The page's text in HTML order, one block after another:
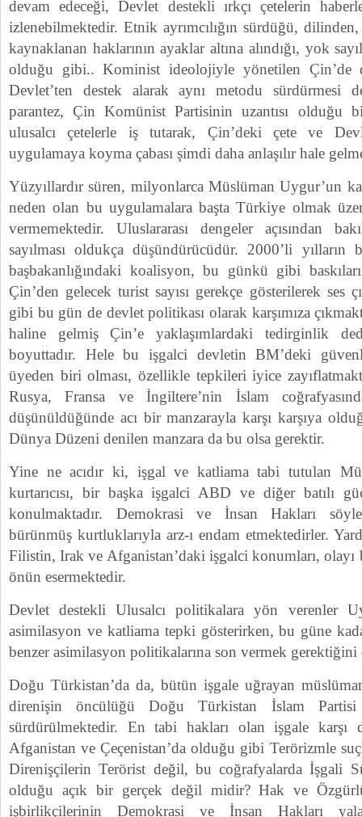
devam edeceği, Devlet destekli ırkçı çetelerin
izlenebilmektedir. Etnik ayrımcılığın sürdüğü,
kaynaklanan haklarının ayaklar altına alındığı, yok
olduğu gibi.. Kominist ideolojiyle yönetilen
Devlet’ten destek alarak aynı metodu
parantez, Çin Komünist Partisinin uzantısı olduğu
ulusalcı çetelerle iş tutarak, Çin’deki çete ve
uygulamaya koyma çabası şimdi daha anlaşılır hale
Yüzyıllardır süren, milyonlarca Müslüman Uygur’un
neden olan bu uygulamalara başta Türkiye olmak
vermemektedir. Uluslararası dengeler açısından
sayılması oldukça düşündürücüdür. 2000’li yılların
başbakanlığındaki koalisyon, bu günkü gibi
Çin’den gelecek turist sayısı gerekçe gösterilerek ses
gibi bu gün de devlet politikası olarak karşımıza
haline gelmiş Çin’e yaklaşımlardaki tedirginlik
boyuttadır. Hele bu işgalci devletin BM’deki
üyeden biri olması, özellikle tepkileri iyice
Rusya, Fransa ve İngiltere’nin İslam
düşünüldüğünde acı bir manzarayla karşı karşıya
Dünya Düzeni denilen manzara da bu olsa gerektir.
Yine ne acıdır ki, işgal ve katliama tabi tutulan
kurtarıcısı, bir başka işgalci ABD ve diğer batılı
konulmaktadır. Demokrasi ve İnsan Hakları
bürünmüş kurtluklarıyla arz-ı endam etmektedirler.
Filistin, Irak ve Afganistan’daki işgalci konumları, olayı
önün esermektedir.
Devlet destekli Ulusalcı politikalara yön verenler
asimilasyon ve katliama tepki gösterirken, bu güne
benzer asimilasyon politikalarına son vermek gerektiğini
Doğu Türkistan’da da, bütün işgale uğrayan
direnişin öncülüğü Doğu Türkistan İslam Partisi
sürdürülmektedir. En tabi hakları olan işgale karşı
Afganistan ve Çeçenistan’da olduğu gibi Terörizmle
Direnişçilerin Terörist değil, bu coğrafyalarda İşgali
olduğu açık bir gerçek değil midir? Hak ve
işbirlikçilerinin Demokrasi ve İnsan Hakları